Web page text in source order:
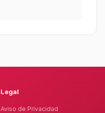
Legal
Aviso de Privacidad